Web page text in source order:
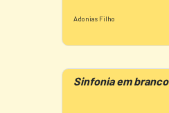
Adonias Filho
Sinfonia em branco